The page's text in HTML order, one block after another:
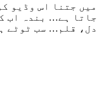
میں جتنا اس وڈیو
جاتا ہے… بندہ اب
دل، قلم… سب ٹوٹے